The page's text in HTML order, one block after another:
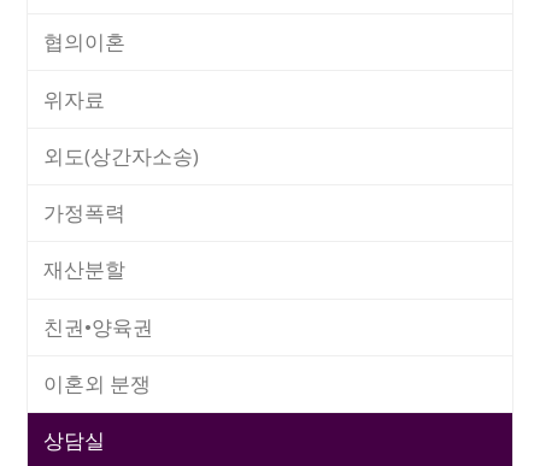
협의이혼
위자료
외도(상간자소송)
가정폭력
재산분할
친권•양육권
이혼외 분쟁
상담실